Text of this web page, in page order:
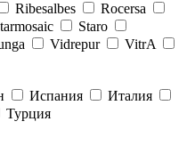
Ribesalbes
Rocersa
Staro
Vidrepur
VitrA
Испания
Италия
Турция